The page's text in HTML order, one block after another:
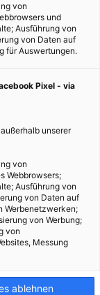
von
und
Ausführung von
von Daten auf
für Auswertungen.
Pixel - via
unserer
von
Webbrowsers;
Ausführung von
von Daten auf
Werbenetzwerken;
von Werbung;
von
Messung
ablehnen